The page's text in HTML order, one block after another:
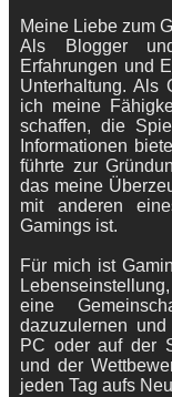
Meine Liebe zum
Als Blogger
Erfahrungen und
Unterhaltung. Als
ich meine
schaffen, die
Informationen
führte zur
das meine
mit anderen
Gamings ist.
Für mich ist
eine
dazuzulernen
PC oder auf der
und der
jeden Tag aufs